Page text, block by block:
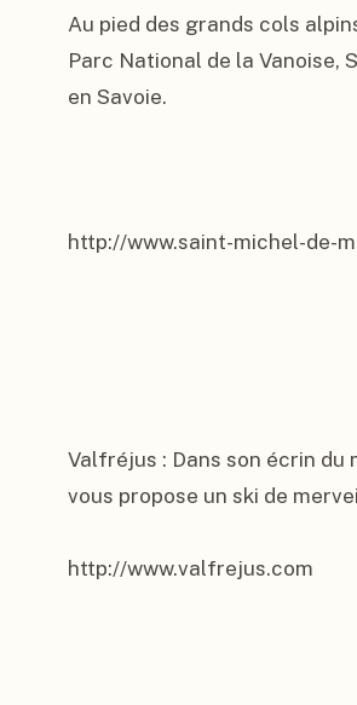
Au pied des grands cols
Parc National de la Vanoise,
en Savoie.
http://www.saint-michel-de-
Valfréjus : Dans son écrin
vous propose un ski de
http://www.valfrejus.com